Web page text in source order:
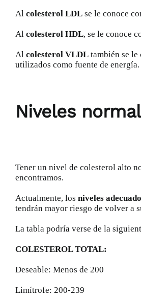
Al colesterol LDL se le conoce
Al colesterol HDL, se le conoce
Al colesterol VLDL también se le
utilizados como fuente de
Niveles
Tener un nivel de colesterol alto
encontramos.
Actualmente, los niveles
tendrán mayor riesgo de volver a
La tabla podría verse de la
COLESTEROL TOTAL:
Deseable: Menos de 200
Limítrofe: 200-239